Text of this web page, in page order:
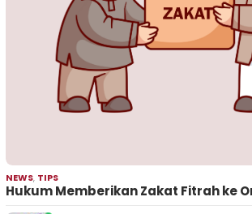
NEWS, TIPS
Hukum Memberikan Zakat Fitrah ke